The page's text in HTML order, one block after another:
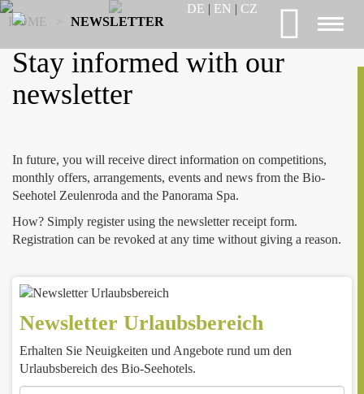
DE | EN | CZ
HOME > NEWSLETTER
Stay informed with our
newsletter
In future, you will receive direct information on competitions,
monthly offers, arrangements, events and news from the Bio-
Seehotel Zeulenroda and the Panorama Spa.
How? Simply register using the newsletter receipt form.
Registration can be revoked at any time without giving a reason.
Newsletter Urlaubsbereich
Erhalten Sie Neuigkeiten und Angebote rund um den
Urlaubsbereich des Bio-Seehotels.